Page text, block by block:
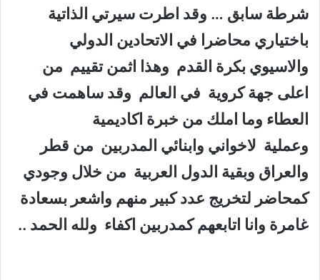
شرطة سابق … وقد اطرت سيرتي الذاتية
باختياري محاضرا في الاتحادين الدولي
والاسيوي بكرة القدم وهذا اثمن تقييم من
اعلى جهة كروية في العالم وقد ساهمت في
العطاء وما املك من خبرة اكاديمية
وعملية لاخواني وابنائي المدربين من قطر
والعراق وبقية الدول العربية من خلال وجودي
كمحاضر لتخريج عدد كبير منهم واشعر بسعادة
غامرة وانا اتابعهم كمدربين اكفاء ولله الحمد ..